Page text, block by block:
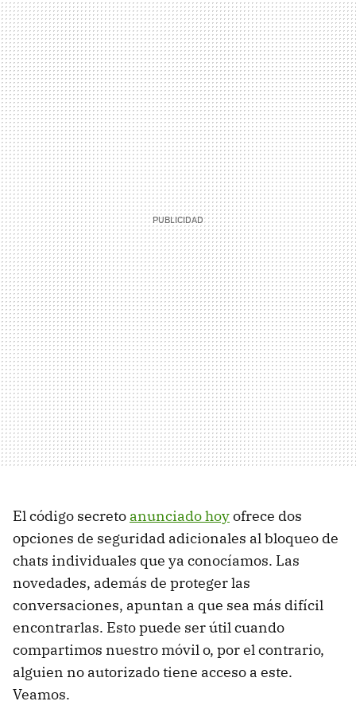
El código secreto anunciado hoyofrece dos
opciones de seguridad adicionales al bloqueo de
chats individuales que ya conocíamos. Las
novedades, además de proteger las
conversaciones, apuntan a que sea más difícil
encontrarlas. Esto puede ser útil cuando
compartimos nuestro móvil o, por el contrario,
alguien no autorizado tiene acceso a este.
Veamos.